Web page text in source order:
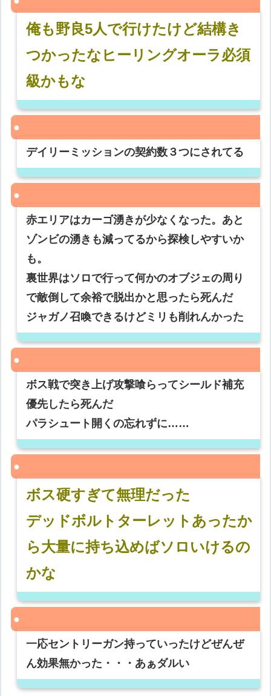
俺も野良5人で行けたけど結構き
つかったなヒーリングオーラ必須
級かもな
デイリーミッションの契約数３つにされてる
赤エリアはカーゴ湧きが少なくなった。あと
ゾンビの湧きも減ってるから探検しやすいか
も。
裏世界はソロで行って何かのオブジェの周り
で敵倒して余裕で脱出かと思ったら死んだ
ジャガノ召喚できるけどミリも削れんかった
ボス戦で突き上げ攻撃喰らってシールド補充
優先したら死んだ
パラシュート開くの忘れずに……
ボス硬すぎて無理だった
デッドボルトターレットあったか
ら大量に持ち込めばソロいけるの
かな
一応セントリーガン持っていったけどぜんぜ
ん効果無かった・・・あぁダルい